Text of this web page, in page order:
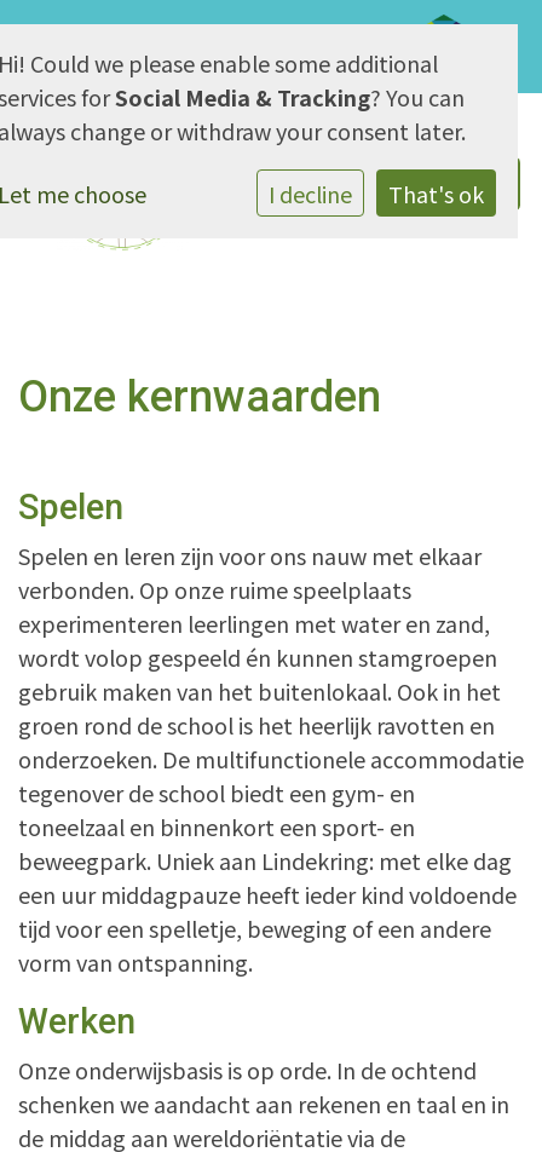
AVG & Privacy
Onze kernwaarden
Spelen
Spelen en leren zijn voor ons nauw met elkaar
verbonden. Op onze ruime speelplaats
experimenteren leerlingen met water en zand,
wordt volop gespeeld én kunnen stamgroepen
gebruik maken van het buitenlokaal. Ook in het
groen rond de school is het heerlijk ravotten en
onderzoeken. De multifunctionele accommodatie
tegenover de school biedt een gym- en
toneelzaal en binnenkort een sport- en
beweegpark. Uniek aan Lindekring: met elke dag
een uur middagpauze heeft ieder kind voldoende
tijd voor een spelletje, beweging of een andere
vorm van ontspanning.
Werken
Onze onderwijsbasis is op orde. In de ochtend
schenken we aandacht aan rekenen en taal en in
de middag aan wereldoriëntatie via de
Could we please enable some additional
forSocial Media & Tracking? You can
change or withdraw your consent later.
me choose
I decline That's ok